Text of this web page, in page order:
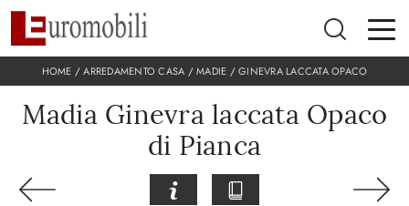
HOME /ARREDAMENTO CASA /MADIE /GINEVRA LACCATA OPACO
Madia Ginevra laccata Opaco
di Pianca